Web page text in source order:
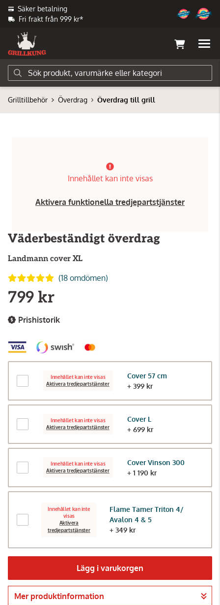
Säker betalning
Fri frakt från 999 kr*
Grilltillbehör Överdrag Överdrag till grill
Innehållet kan inte visas
Aktivera funktionella tredjepartstjänster
Väderbeständigt överdrag
Landmann cover XL
(18 omdömen)
799 kr
Prishistorik
Innehållet kan inte visas
Aktivera tredjepartstjänster
Cover 57 cm
+ 399 kr
Innehållet kan inte visas
Aktivera tredjepartstjänster
Cover L
+ 699 kr
Innehållet kan inte visas
Aktivera tredjepartstjänster
Cover Vinson 300
+ 1 190 kr
Innehållet kan inte
visas
Aktivera
tredjepartstjänster
Flame Tamer Triton 4/
Avalon 4 & 5
+ 349 kr
Lägg i varukorgen
Gå till kassan
Mer produktinformation